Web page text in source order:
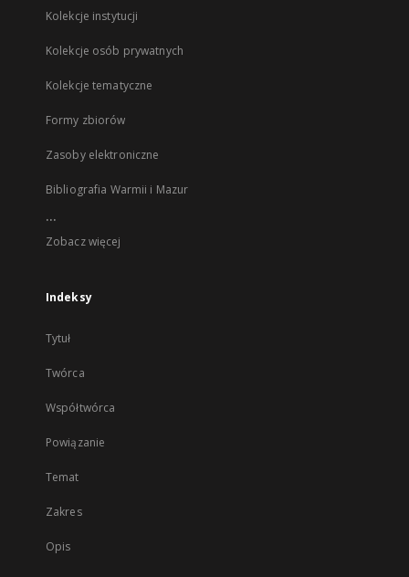
Kolekcje instytucji
Kolekcje osób prywatnych
Kolekcje tematyczne
Formy zbiorów
Zasoby elektroniczne
Bibliografia Warmii i Mazur
...
Zobacz więcej
Indeksy
Tytuł
Twórca
Współtwórca
Powiązanie
Temat
Zakres
Opis